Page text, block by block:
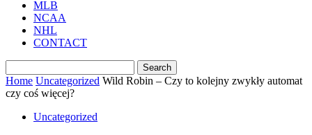
MLB
NCAA
NHL
CONTACT
Home Uncategorized Wild Robin – Czy to kolejny zwykły automat
czy coś więcej?
Uncategorized